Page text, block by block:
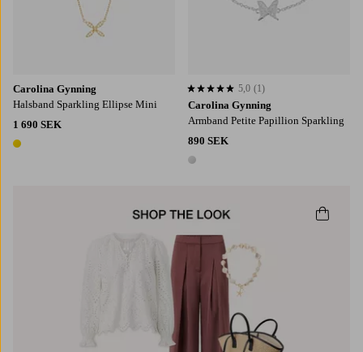
Carolina Gynning
Halsband Sparkling Ellipse Mini
1 690 SEK
1 färg
Carolina Gynning
Armband Petite Papillion Sparkling
890 SEK
1 färg
5,0 baserat på 1 st betyg
5,0 (1)